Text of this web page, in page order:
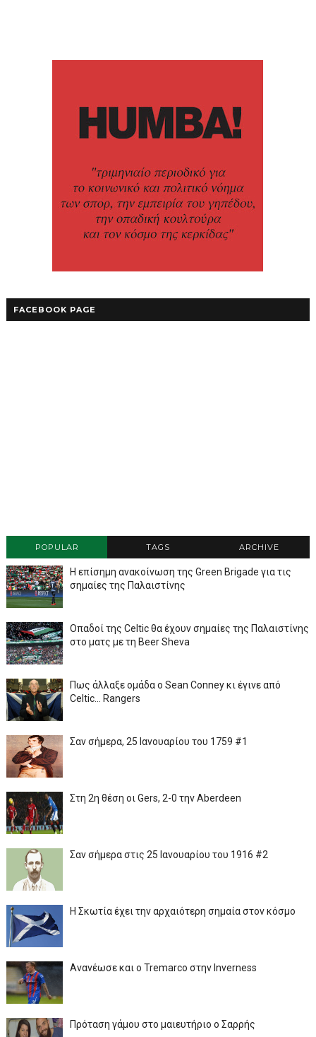
FACEBOOK PAGE
POPULAR TAGS ARCHIVE
Η επίσημη ανακοίνωση της Green Brigade για τις
σημαίες της Παλαιστίνης
Οπαδοί της Celtic θα έχουν σημαίες της Παλαιστίνης
στο ματς με τη Beer Sheva
Πως άλλαξε ομάδα ο Sean Conney κι έγινε από
Celtic... Rangers
Σαν σήμερα, 25 Ιανουαρίου του 1759 #1
Στη 2η θέση οι Gers, 2-0 την Aberdeen
Σαν σήμερα στις 25 Ιανουαρίου του 1916 #2
Η Σκωτία έχει την αρχαιότερη σημαία στον κόσμο
Ανανέωσε και ο Tremarco στην Inverness
Πρόταση γάμου στο μαιευτήριο ο Σαρρής